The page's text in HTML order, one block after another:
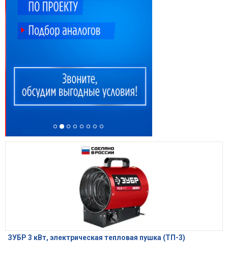
ЗУБР 3 кВт, электрическая тепловая пушка (ТП-3)